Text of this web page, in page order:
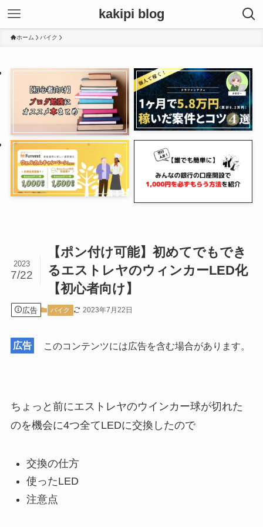
kakipi blog
ホーム バイク
【ポン付け可能】初めてでもでき
るエストレヤのウィンカーLED化
【初心者向け】
2023
7/22
広告 バイク 2023年7月22日
広告 このコンテンツには広告を含む場合があります。
ちょっと前にエストレヤのウインカー球が切れた
のを機会に4つ全てLEDに交換したので
交換の仕方
使ったLED
注意点